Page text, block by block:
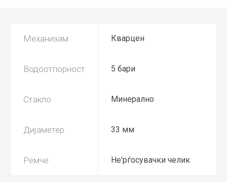
Механизам Кварцен
Водоотпорност 5 бари
Стакло Минерално
Дијаметер 33 мм
Ремче Не'рѓосувачки челик